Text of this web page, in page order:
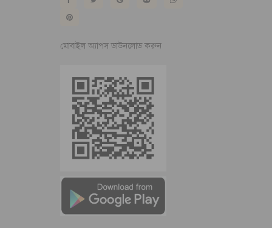
মোবাইল অ্যাপস ডাউনলোড করুন